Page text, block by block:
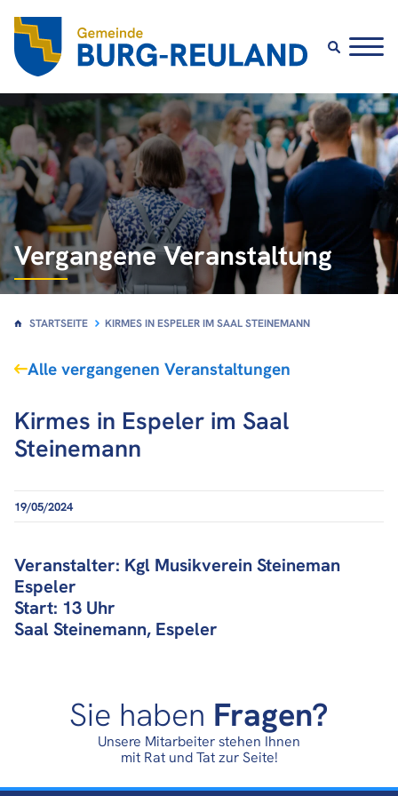
Vergangene Veranstaltung
STARTSEITE KIRMES IN ESPELER IM SAAL STEINEMANN
Alle vergangenen Veranstaltungen
Kirmes in Espeler im Saal
Steinemann
19/05/2024
Veranstalter: Kgl Musikverein Steineman
Espeler
Start: 13 Uhr
Saal Steinemann, Espeler
Sie haben Fragen?
Unsere Mitarbeiter stehen Ihnen
mit Rat und Tat zur Seite!